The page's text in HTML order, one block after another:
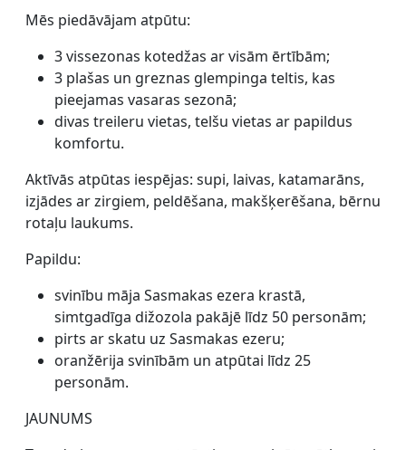
Mēs piedāvājam atpūtu:
3 vissezonas kotedžas ar visām ērtībām;
3 plašas un greznas glempinga teltis, kas
pieejamas vasaras sezonā;
divas treileru vietas, telšu vietas ar papildus
komfortu.
Aktīvās atpūtas iespējas: supi, laivas, katamarāns,
izjādes ar zirgiem, peldēšana, makšķerēšana, bērnu
rotaļu laukums.
Papildu:
svinību māja Sasmakas ezera krastā,
simtgadīga dižozola pakājē līdz 50 personām;
pirts ar skatu uz Sasmakas ezeru;
oranžērija svinībām un atpūtai līdz 25
personām.
JAUNUMS